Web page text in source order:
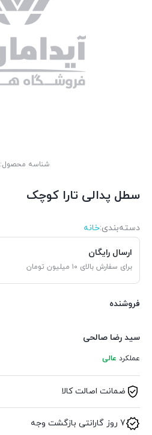
شناسه محصول:
سطل پدالی تارا کوچک
دسته‌بندی‌:خانه
ارسال رایگان
برای سفارش بالای ۱۰ میلیون تومان
فروشنده
سید رضا صالحی
عملکرد عالی
ضمانت اصالت کالا
7 روز گارانتی بازگشت وجه